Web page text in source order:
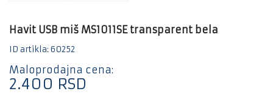
aparati
Bela
Gaming
Havit USB miš MS1011SE transparent bela
ID artikla: 60252
Maloprodajna cena:
2.400 RSD